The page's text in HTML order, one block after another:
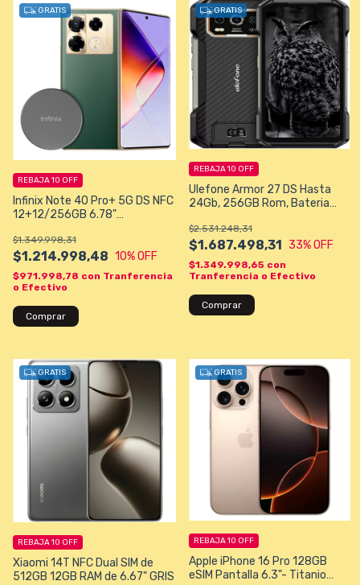
GRATIS
Infinix Note 40 Pro+ 5G DS NFC
12+12/256GB 6.78"
MagPad + cargador y cable de
Regalo
$1.214.998,48
$1.349.998,31
10% OFF
REBAJA 10 OFF
$971.998,78 con Tranferencia
o Efectivo
Comprar
GRATIS
Ulefone Armor 27 DS Hasta
24Gb, 256GB Rom, Bateria
Android 14 Ultra Resistente
$1.687.498,31
$2.531.248,31
33% OFF
REBAJA 10 OFF
$1.349.998,65 con
Tranferencia o Efectivo
GRATIS
Xiaomi 14T NFC Dual SIM de
512GB 12GB RAM de 6.67" GRIS
REBAJA 10 OFF
GRATIS
Apple iPhone 16 Pro 128GB
eSIM Pantalla 6.3"- Titanio
REBAJA 10 OFF